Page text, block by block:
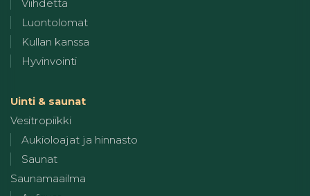
Viihdettä
Luontolomat
Kullan kanssa
Hyvinvointi
Uinti & saunat
Vesitropiikki
Aukioloajat ja hinnasto
Saunat
Saunamaailma